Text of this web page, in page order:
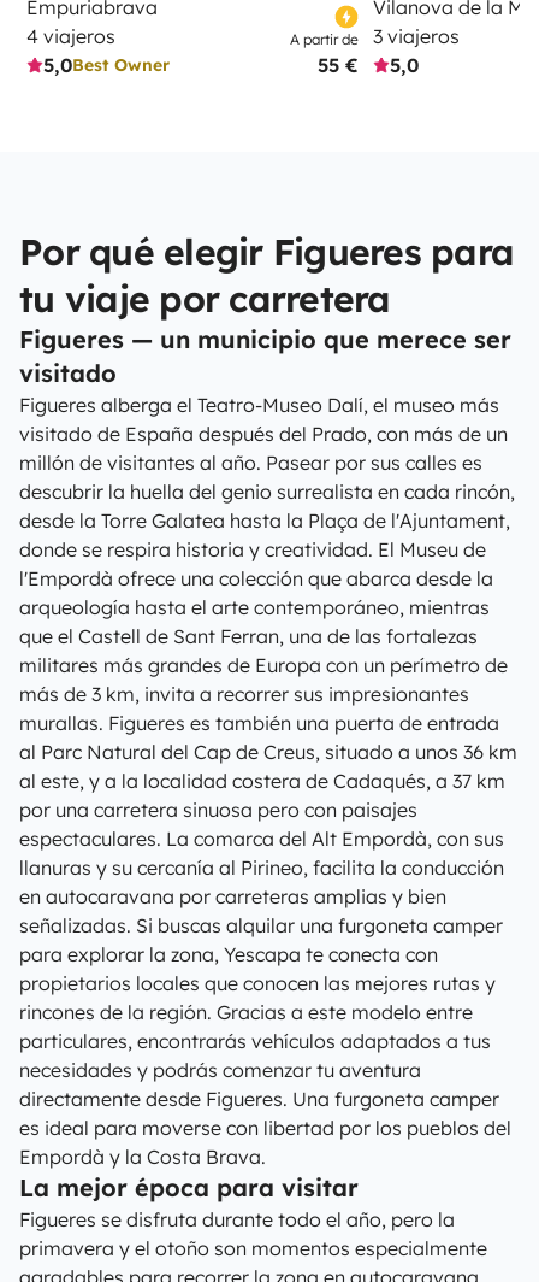
Empuriabrava
4 viajeros
5,0Best Owner
A partir de
55 €
Vilanova de la
3 viajeros
5,0
Por qué elegir Figueres para
tu viaje por carretera
Figueres — un municipio que merece ser
visitado
Figueres alberga el Teatro-Museo Dalí, el museo más
visitado de España después del Prado, con más de un
millón de visitantes al año. Pasear por sus calles es
descubrir la huella del genio surrealista en cada rincón,
desde la Torre Galatea hasta la Plaça de l'Ajuntament,
donde se respira historia y creatividad. El Museu de
l'Empordà ofrece una colección que abarca desde la
arqueología hasta el arte contemporáneo, mientras
que el Castell de Sant Ferran, una de las fortalezas
militares más grandes de Europa con un perímetro de
más de 3 km, invita a recorrer sus impresionantes
murallas. Figueres es también una puerta de entrada
al Parc Natural del Cap de Creus, situado a unos 36 km
al este, y a la localidad costera de Cadaqués, a 37 km
por una carretera sinuosa pero con paisajes
espectaculares. La comarca del Alt Empordà, con sus
llanuras y su cercanía al Pirineo, facilita la conducción
en autocaravana por carreteras amplias y bien
señalizadas. Si buscas alquilar una furgoneta camper
para explorar la zona, Yescapa te conecta con
propietarios locales que conocen las mejores rutas y
rincones de la región. Gracias a este modelo entre
particulares, encontrarás vehículos adaptados a tus
necesidades y podrás comenzar tu aventura
directamente desde Figueres. Una furgoneta camper
es ideal para moverse con libertad por los pueblos del
Empordà y la Costa Brava.
La mejor época para visitar
Figueres se disfruta durante todo el año, pero la
primavera y el otoño son momentos especialmente
agradables para recorrer la zona en autocaravana,